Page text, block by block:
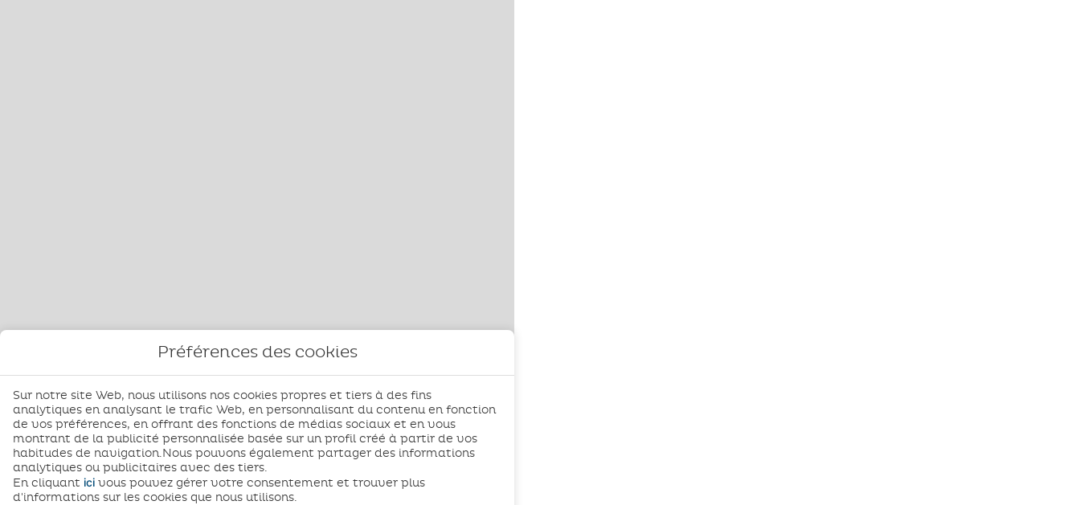
Préférences des cookies
Sur notre site Web, nous utilisons nos cookies propres et tiers à des fins
analytiques en analysant le trafic Web, en personnalisant du contenu en fonction
de vos préférences, en offrant des fonctions de médias sociaux et en vous
montrant de la publicité personnalisée basée sur un profil créé à partir de vos
habitudes de navigation.Nous pouvons également partager des informations
analytiques ou publicitaires avec des tiers.
En cliquant ici vous pouvez gérer votre consentement et trouver plus
d'informations sur les cookies que nous utilisons.